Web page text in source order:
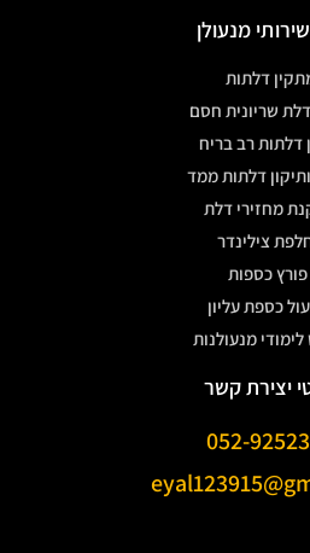
מנעולן
דלתות
שריונית חסם
דלתות רב בריח
דלתות ממד
מחזירי דלת
צילינדר
פורץ כספות
כספת עליון
מנעולנות
יצירת קשר
052-